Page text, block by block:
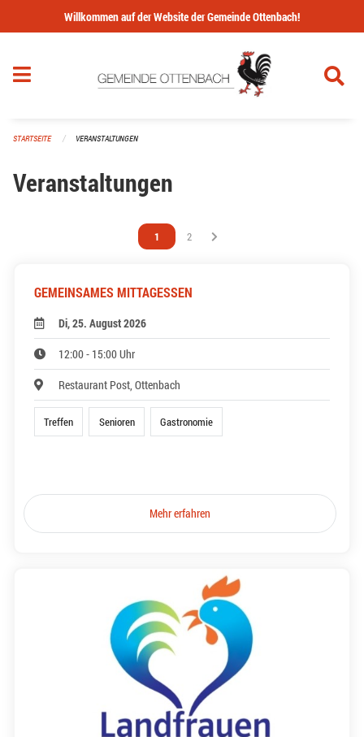
Navigation überspringen
Willkommen auf der Website der Gemeinde Ottenbach!
STARTSEITE VERANSTALTUNGEN
Veranstaltungen
Vous êtes sur la page
1 Vous êtes sur la page
2
GEMEINSAMES MITTAGESSEN
Di, 25. August 2026
12:00 - 15:00 Uhr
Restaurant Post, Ottenbach
Treffen Senioren Gastronomie
Mehr erfahren